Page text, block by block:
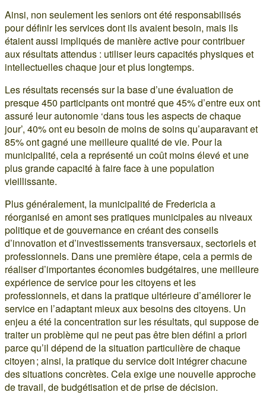
Ainsi, non seulement les seniors ont été responsabilisés
pour définir les services dont ils avaient besoin, mais ils
étaient aussi impliqués de manière active pour contribuer
aux résultats attendus : utiliser leurs capacités physiques et
intellectuelles chaque jour et plus longtemps.
Les résultats recensés sur la base d’une évaluation de
presque 450 participants ont montré que 45% d’entre eux ont
assuré leur autonomie ‘dans tous les aspects de chaque
jour’, 40% ont eu besoin de moins de soins qu’auparavant et
85% ont gagné une meilleure qualité de vie. Pour la
municipalité, cela a représenté un coût moins élevé et une
plus grande capacité à faire face à une population
vieillissante.
Plus généralement, la municipalité de Fredericia a
réorganisé en amont ses pratiques municipales au niveaux
politique et de gouvernance en créant des conseils
d’innovation et d’investissements transversaux, sectoriels et
professionnels. Dans une première étape, cela a permis de
réaliser d’importantes économies budgétaires, une meilleure
expérience de service pour les citoyens et les
professionnels, et dans la pratique ultérieure d’améliorer le
service en l’adaptant mieux aux besoins des citoyens. Un
enjeu a été la concentration sur les résultats, qui suppose de
traiter un problème qui ne peut pas être bien défini a priori
parce qu’il dépend de la situation particulière de chaque
citoyen ; ainsi, la pratique du service doit intégrer chacune
des situations concrètes. Cela exige une nouvelle approche
de travail, de budgétisation et de prise de décision.